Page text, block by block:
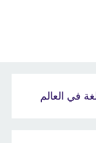
في العالم